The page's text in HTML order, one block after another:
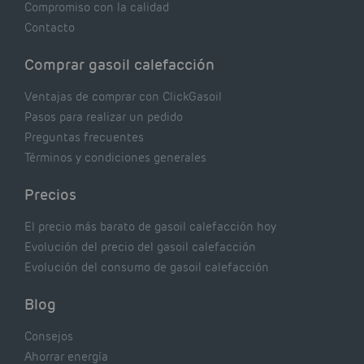
Compromiso con la calidad
Contacto
Comprar gasoil calefacción
Ventajas de comprar con ClickGasoil
Pasos para realizar un pedido
Preguntas frecuentes
Términos y condiciones generales
Precios
El precio más barato de gasoil calefacción hoy
Evolución del precio del gasoil calefacción
Evolución del consumo de gasoil calefacción
Blog
Consejos
Ahorrar energía